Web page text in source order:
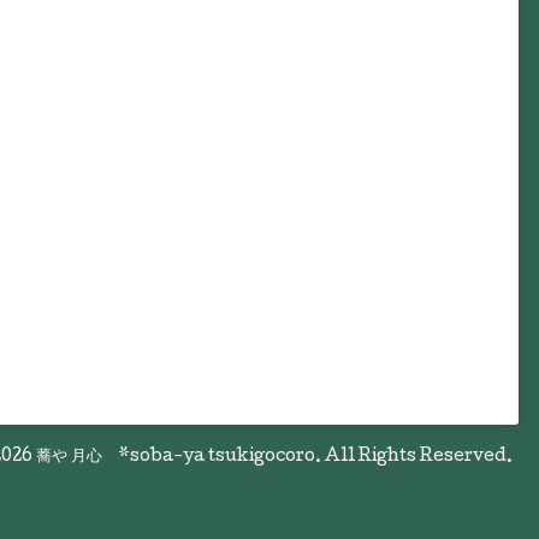
蕎や 月心 *soba-ya tsukigocoro. All Rights Reserved.